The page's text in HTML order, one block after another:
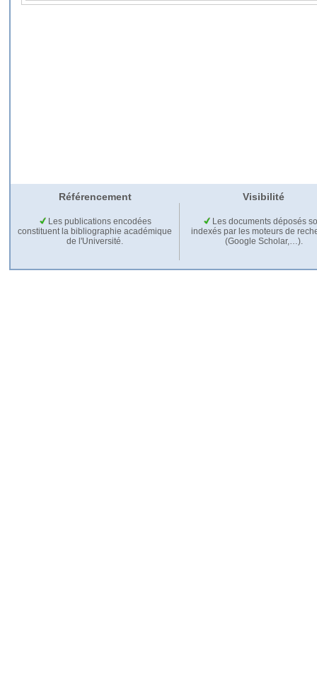
Référencement Visibilité
Les publications encodées
constituent la bibliographie académique
de l'Université.
Les documents déposés
indexés par les moteurs de
(Google Scholar,…).